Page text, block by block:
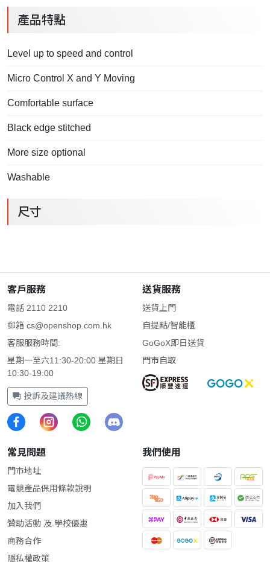
產品特點
Level up to speed and control
Micro Control X and Y Moving
Comfortable surface
Black edge stitched
More size optional
Washable
尺寸
客戶服務
電話 2110 2210
郵箱 cs@openshop.com.hk
客服服務時間:
星期一至六11:30-20:00 星期日
10:30-19:00
投訴及建議熱線
送貨服務
送貨上門
自提點/智能櫃
GoGoX即日送貨
門市自取
常見問題
門市地址
電競產品保用條款說明
加入我們
贊助活動 及 學校優惠
商務合作
隱私權政策
我們使用